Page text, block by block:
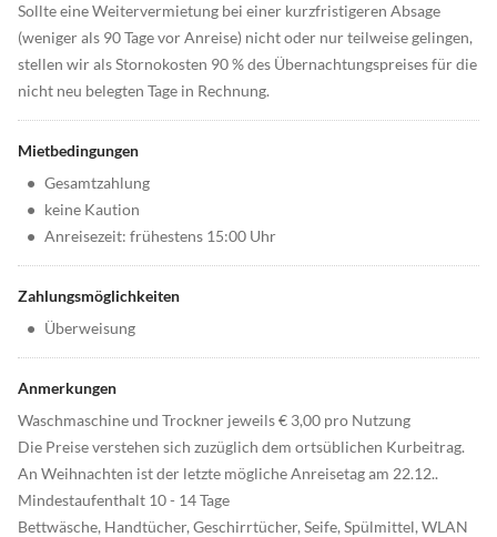
Sollte eine Weitervermietung bei einer kurzfristigeren Absage
(weniger als 90 Tage vor Anreise) nicht oder nur teilweise gelingen,
stellen wir als Stornokosten 90 % des Übernachtungspreises für die
nicht neu belegten Tage in Rechnung.
Mietbedingungen
• Gesamtzahlung
• keine Kaution
• Anreisezeit: frühestens 15:00 Uhr
Zahlungsmöglichkeiten
• Überweisung
Anmerkungen
Waschmaschine und Trockner jeweils € 3,00 pro Nutzung
Die Preise verstehen sich zuzüglich dem ortsüblichen Kurbeitrag.
An Weihnachten ist der letzte mögliche Anreisetag am 22.12..
Mindestaufenthalt 10 - 14 Tage
Bettwäsche, Handtücher, Geschirrtücher, Seife, Spülmittel, WLAN